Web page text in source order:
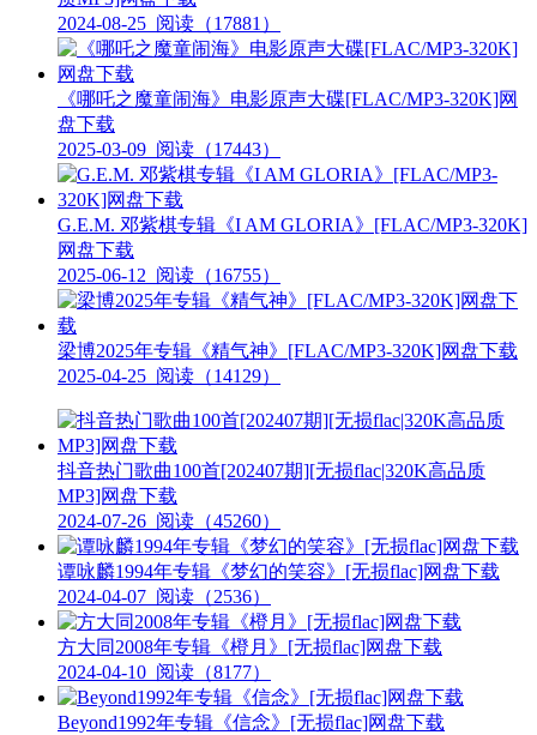
2024-08-25 阅读（17881）
《哪吒之魔童闹海》电影原声大碟[FLAC/MP3-320K]网
盘下载
2025-03-09 阅读（17443）
G.E.M. 邓紫棋专辑《I AM GLORIA》[FLAC/MP3-320K]
网盘下载
2025-06-12 阅读（16755）
梁博2025年专辑《精气神》[FLAC/MP3-320K]网盘下载
2025-04-25 阅读（14129）
抖音热门歌曲100首[202407期][无损flac|320K高品质
MP3]网盘下载
2024-07-26 阅读（45260）
谭咏麟1994年专辑《梦幻的笑容》[无损flac]网盘下载
2024-04-07 阅读（2536）
方大同2008年专辑《橙月》[无损flac]网盘下载
2024-04-10 阅读（8177）
Beyond1992年专辑《信念》[无损flac]网盘下载